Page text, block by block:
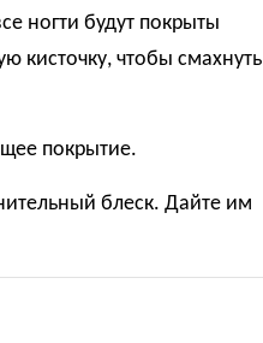
ногти будут покрыты
кисточку, чтобы смахнуть
покрытие.
блеск. Дайте им